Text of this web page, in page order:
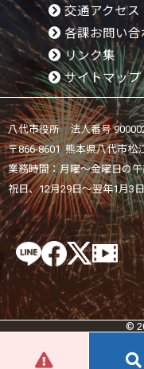
交通アクセス
各課お問い合
リンク集
サイトマップ
八代市役所 法人番号
〒866-8601 熊本県八代市松
業務時間：月曜～金曜日の
祝日、12月29日～翌年1月3
©